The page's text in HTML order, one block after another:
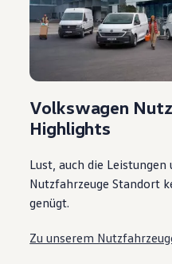
Volkswagen
Highlights
Lust, auch die
Nutzfahrzeuge Standort
genügt.
Zu unserem